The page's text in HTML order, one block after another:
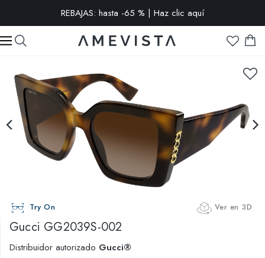
-15% extra en todas las gafas con cristales graduados | Código:
VISION15
Try On Ver en 3D
Gucci GG2039S-002
Distribuidor autorizado Gucci®